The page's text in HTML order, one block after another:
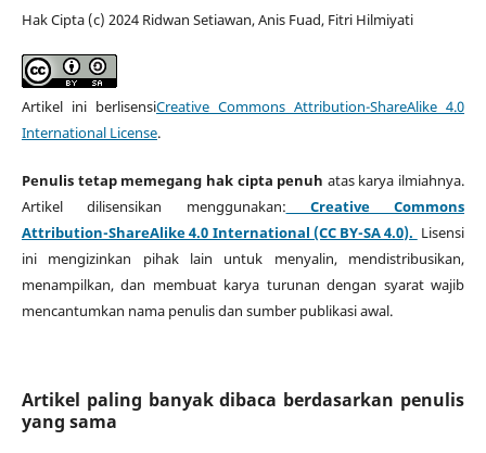
Hak Cipta (c) 2024 Ridwan Setiawan, Anis Fuad, Fitri Hilmiyati
Artikel ini berlisensiCreative Commons Attribution-ShareAlike 4.0
International License.
Penulis tetap memegang hak cipta penuh atas karya ilmiahnya.
Artikel dilisensikan menggunakan: Creative Commons
Attribution-ShareAlike 4.0 International (CC BY-SA 4.0). Lisensi
ini mengizinkan pihak lain untuk menyalin, mendistribusikan,
menampilkan, dan membuat karya turunan dengan syarat wajib
mencantumkan nama penulis dan sumber publikasi awal.
Artikel paling banyak dibaca berdasarkan penulis
yang sama